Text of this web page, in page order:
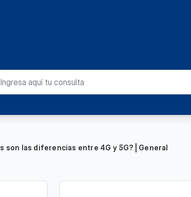
son las diferencias entre 4G y 5G? | General